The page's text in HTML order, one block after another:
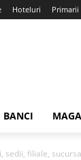
Hoteluri Primarii
BANCI
sedii, filiale,